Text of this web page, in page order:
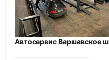
Автосервис Варшавское ш